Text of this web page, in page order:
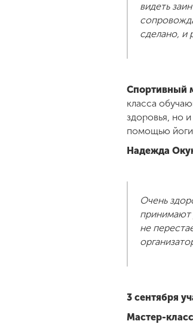
видеть
сделано, и
Спортивный
класса
здоровья, но
помощью
Надежда
Очень
принимают
не
3 сентября
Мастер-